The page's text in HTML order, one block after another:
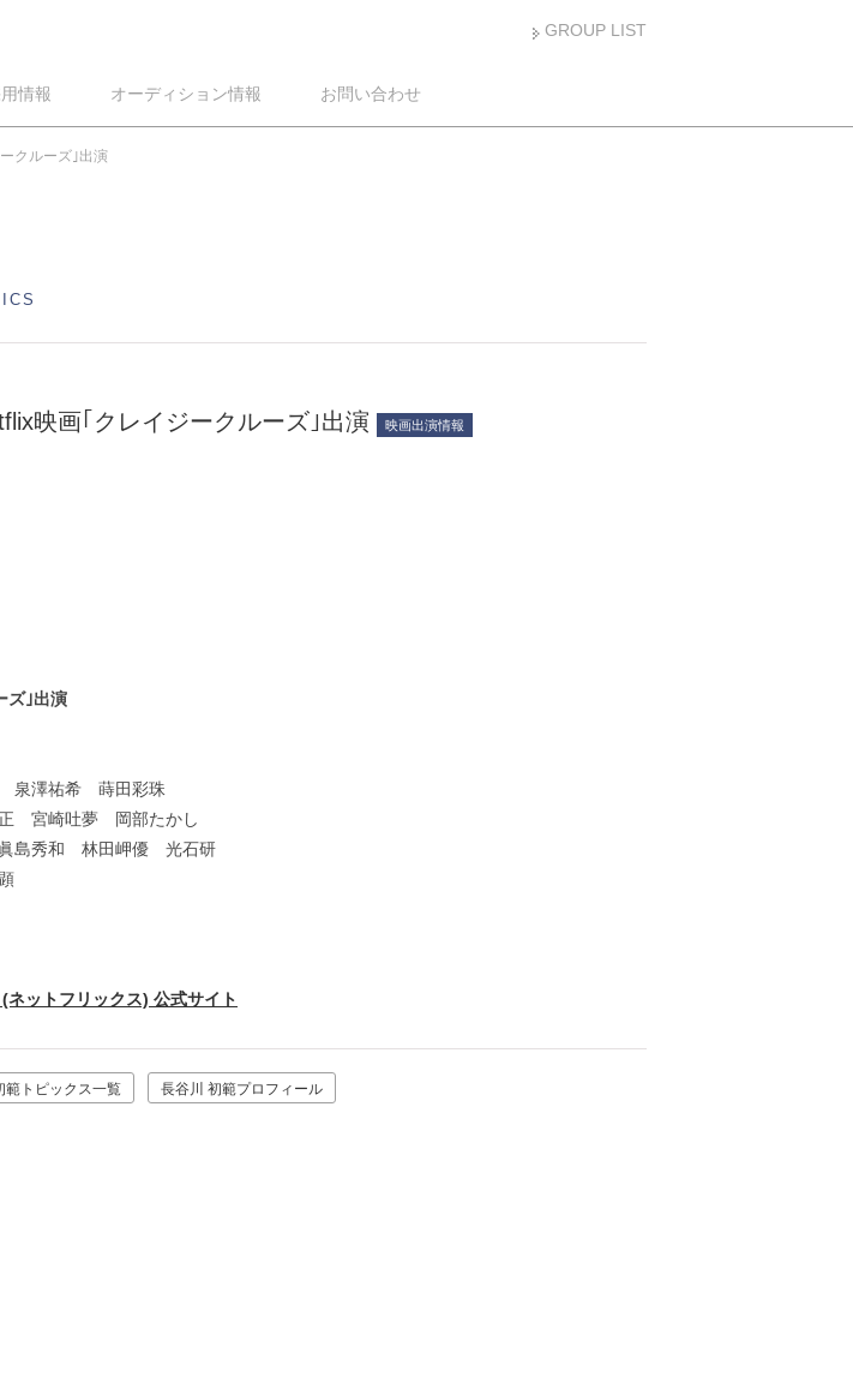
GROUP LIST
情報 オーディション情報 お問い合わせ
クルーズ｣出演
映画｢クレイジークルーズ｣出演 映画出演情報
ズ｣出演
澤祐希 蒔田彩珠
宮崎吐夢 岡部たかし
島秀和 林田岬優 光石研
ト フ リ ッ ク ス ) 公 式サ イ ト
範トピックス一覧 長谷川 初範プロフィール